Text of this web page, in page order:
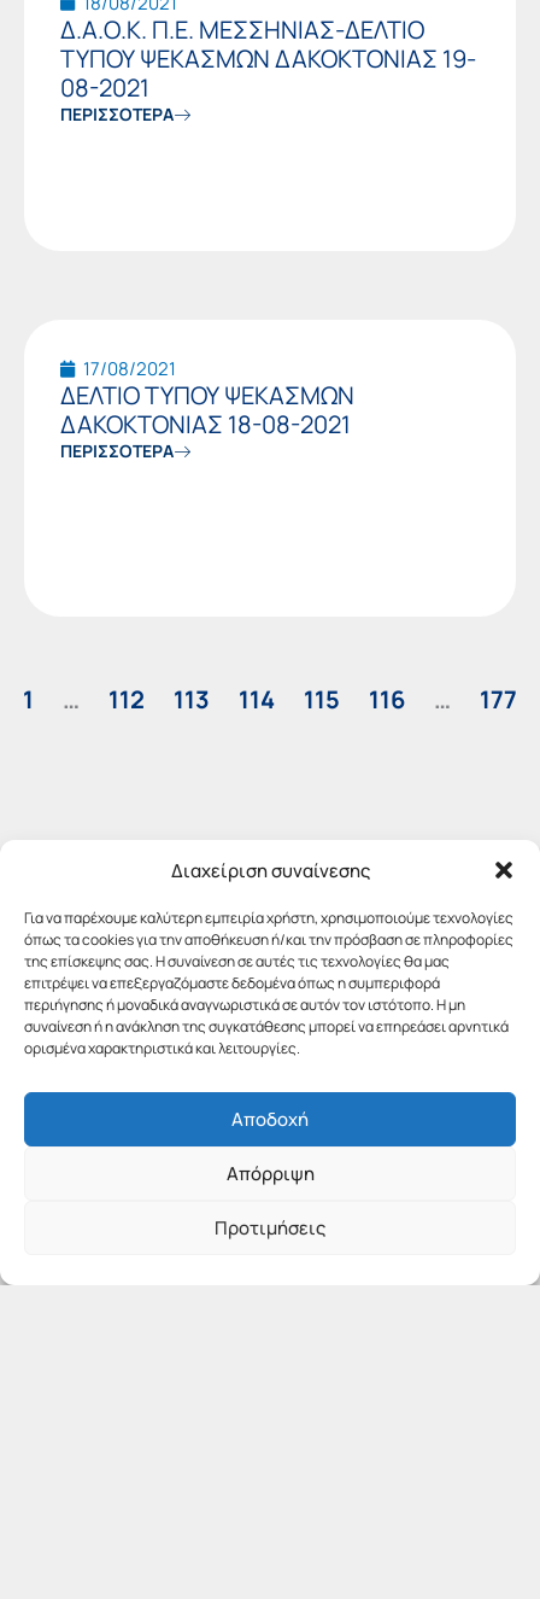
Διαχείριση συναίνεσης
Για να παρέχουμε καλύτερη εμπειρία χρήστη, χρησιμοποιούμε τεχνολογίες
όπως τα cookies για την αποθήκευση ή/και την πρόσβαση σε πληροφορίες
της επίσκεψης σας. Η συναίνεση σε αυτές τις τεχνολογίες θα μας
επιτρέψει να επεξεργαζόμαστε δεδομένα όπως η συμπεριφορά
περιήγησης ή μοναδικά αναγνωριστικά σε αυτόν τον ιστότοπο. Η μη
συναίνεση ή η ανάκληση της συγκατάθεσης μπορεί να επηρεάσει αρνητικά
ορισμένα χαρακτηριστικά και λειτουργίες.
Αποδοχή
Απόρριψη
Προτιμήσεις
Δ.Α.Ο.Κ. Π.Ε. ΜΕΣΣΗΝΙΑΣ-ΔΕΛΤΙΟ
ΤΥΠΟΥ ΨΕΚΑΣΜΩΝ ΔΑΚΟΚΤΟΝΙΑΣ 19-
08-2021
ΠΕΡΙΣΣΟΤΕΡΑ
17/08/2021
ΔΕΛΤΙΟ ΤΥΠΟΥ ΨΕΚΑΣΜΩΝ
ΔΑΚΟΚΤΟΝΙΑΣ 18-08-2021
ΠΕΡΙΣΣΟΤΕΡΑ
1 … 112 113 114 115 116 … 177